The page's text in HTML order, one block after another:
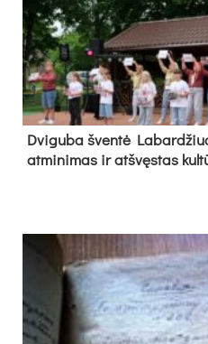
Dvi­gu­ba šven­tė
at­mi­ni­mas ir at­švęs­tas